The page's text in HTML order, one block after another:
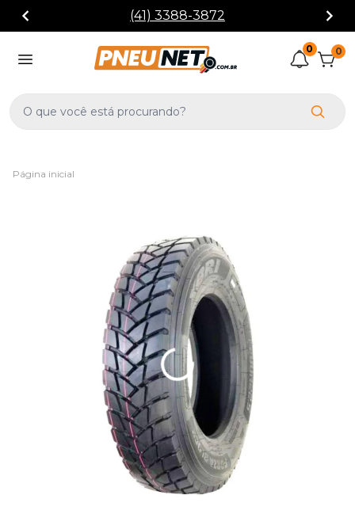
(41) 3388-3872
0 0
Página inicial